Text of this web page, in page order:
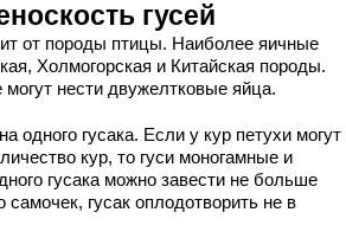
гусей
от породы птицы. Наиболее яичные
Холмогорская и Китайская породы.
нести двужелтковые яйца.
одного гусака. Если у кур петухи могут
кур, то гуси моногамные и
гусака можно завести не больше
гусак оплодотворить не в